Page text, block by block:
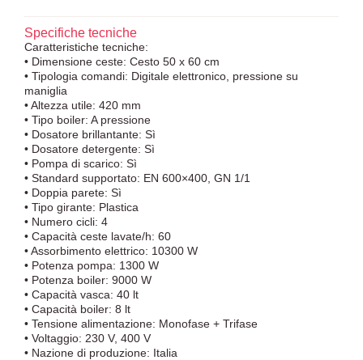
Specifiche tecniche
Caratteristiche tecniche:
• Dimensione ceste: Cesto 50 x 60 cm
• Tipologia comandi: Digitale elettronico, pressione su
maniglia
• Altezza utile: 420 mm
• Tipo boiler: A pressione
• Dosatore brillantante: Sì
• Dosatore detergente: Sì
• Pompa di scarico: Sì
• Standard supportato: EN 600×400, GN 1/1
• Doppia parete: Sì
• Tipo girante: Plastica
• Numero cicli: 4
• Capacità ceste lavate/h: 60
• Assorbimento elettrico: 10300 W
• Potenza pompa: 1300 W
• Potenza boiler: 9000 W
• Capacità vasca: 40 lt
• Capacità boiler: 8 lt
• Tensione alimentazione: Monofase + Trifase
• Voltaggio: 230 V, 400 V
• Nazione di produzione: Italia